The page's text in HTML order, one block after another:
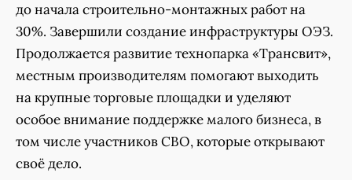
до начала строительно-монтажных работ на
30%. Завершили создание инфраструктуры ОЭЗ.
Продолжается развитие технопарка «Трансвит»,
местным производителям помогают выходить
на крупные торговые площадки и уделяют
особое внимание поддержке малого бизнеса, в
том числе участников СВО, которые открывают
своё дело.